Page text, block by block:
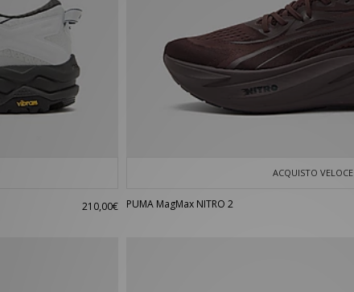
210,00€
ACQUISTO VELOCE
PUMA MagMax NITRO 2